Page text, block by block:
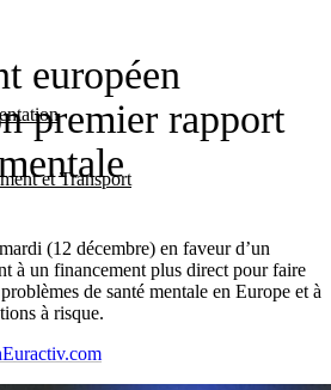
et Transport
européen
premier rapport
(12 décembre) en faveur d’un
à un financement plus direct pour faire
de santé mentale en Europe et à
à risque.
Euractiv.com